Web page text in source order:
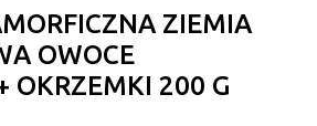
ZIEMIA
OWOCE
OKRZEMKI 200 G